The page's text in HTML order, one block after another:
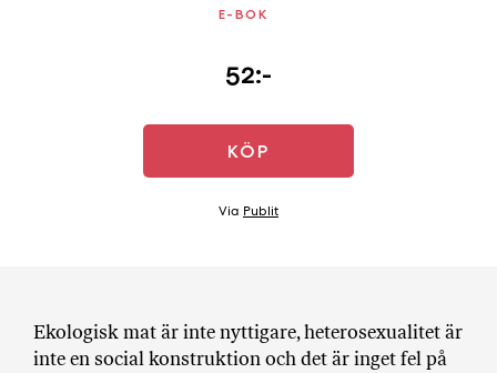
e
o
s
r
a
52:-
KÖP
Via Publit
E-BOK
Ekologisk mat är inte nyttigare, heterosexualitet är
inte en social konstruktion och det är inget fel på